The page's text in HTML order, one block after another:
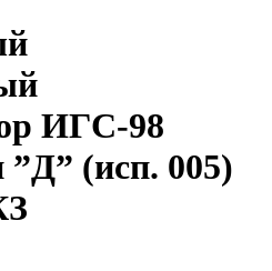
ИГС-98
(исп. 005)